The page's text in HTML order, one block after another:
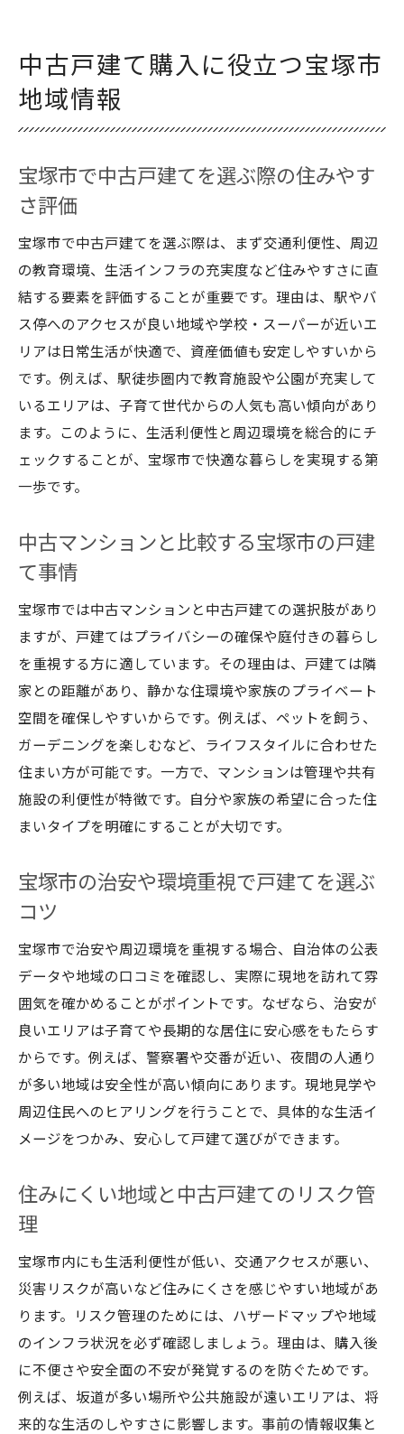
中古戸建て購入に役立つ宝塚市
地域情報
宝塚市で中古戸建てを選ぶ際の住みやす
さ評価
宝塚市で中古戸建てを選ぶ際は、まず交通利便性、周辺
の教育環境、生活インフラの充実度など住みやすさに直
結する要素を評価することが重要です。理由は、駅やバ
ス停へのアクセスが良い地域や学校・スーパーが近いエ
リアは日常生活が快適で、資産価値も安定しやすいから
です。例えば、駅徒歩圏内で教育施設や公園が充実して
いるエリアは、子育て世代からの人気も高い傾向があり
ます。このように、生活利便性と周辺環境を総合的にチ
ェックすることが、宝塚市で快適な暮らしを実現する第
一歩です。
中古マンションと比較する宝塚市の戸建
て事情
宝塚市では中古マンションと中古戸建ての選択肢があり
ますが、戸建てはプライバシーの確保や庭付きの暮らし
を重視する方に適しています。その理由は、戸建ては隣
家との距離があり、静かな住環境や家族のプライベート
空間を確保しやすいからです。例えば、ペットを飼う、
ガーデニングを楽しむなど、ライフスタイルに合わせた
住まい方が可能です。一方で、マンションは管理や共有
施設の利便性が特徴です。自分や家族の希望に合った住
まいタイプを明確にすることが大切です。
宝塚市の治安や環境重視で戸建てを選ぶ
コツ
宝塚市で治安や周辺環境を重視する場合、自治体の公表
データや地域の口コミを確認し、実際に現地を訪れて雰
囲気を確かめることがポイントです。なぜなら、治安が
良いエリアは子育てや長期的な居住に安心感をもたらす
からです。例えば、警察署や交番が近い、夜間の人通り
が多い地域は安全性が高い傾向にあります。現地見学や
周辺住民へのヒアリングを行うことで、具体的な生活イ
メージをつかみ、安心して戸建て選びができます。
住みにくい地域と中古戸建てのリスク管
理
宝塚市内にも生活利便性が低い、交通アクセスが悪い、
災害リスクが高いなど住みにくさを感じやすい地域があ
ります。リスク管理のためには、ハザードマップや地域
のインフラ状況を必ず確認しましょう。理由は、購入後
に不便さや安全面の不安が発覚するのを防ぐためです。
例えば、坂道が多い場所や公共施設が遠いエリアは、将
来的な生活のしやすさに影響します。事前の情報収集と